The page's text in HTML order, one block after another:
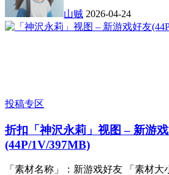
山贼 2026-04-24
投稿专区
折扣 「神沢永莉」视图 – 新游
(44P/1V/397MB)
「素材名称」：新游戏好友 「素材